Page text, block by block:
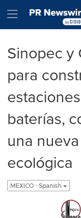
Hamburger
Sinopec y
para
baterías,
una
ecológica
MEXICO - Spanish